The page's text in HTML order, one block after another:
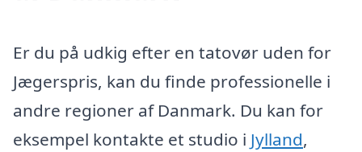
Er du på udkig efter en tatovør uden for
Jægerspris, kan du finde professionelle i
andre regioner af Danmark. Du kan for
eksempel kontakte et studio i Jylland,